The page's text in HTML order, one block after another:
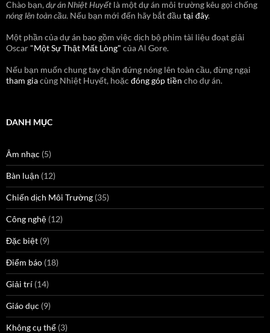
Chào bạn,dự án Nhiệt Huyết là một dự án môi trường kêu gọi chống
nóng lên toàn cầu. Nếu bạn mới đến hãy bắt đầu tại đây.
Một phần của dự án bao gồm việc dịch bộ phim tài liệu đoạt giải
Oscar "Một Sự Thật Mất Lòng" của Al Gore.
Nếu bạn muốn chung tay chặn đứng nóng lên toàn cầu, đừng ngại
tham giacùng Nhiệt Huyết, hoặc đóng góp tiền cho dự án.
DANH MỤC
Âm nhạc (5)
Bàn luận (12)
Chiến dịch Môi Trường (35)
Công nghệ (12)
Đặc biệt (9)
Điểm báo (18)
Giải trí (14)
Giáo dục (9)
Không cụ thể (3)